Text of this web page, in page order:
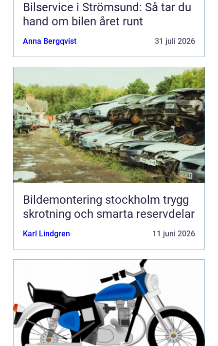
Bilservice i Strömsund: Så tar du
hand om bilen året runt
Anna Bergqvist 31 juli 2026
Bildemontering stockholm trygg
skrotning och smarta reservdelar
Karl Lindgren 11 juni 2026